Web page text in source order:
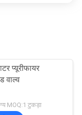
प्यूरीफायर
वाल्व
MOQ:1 टुकड़ा